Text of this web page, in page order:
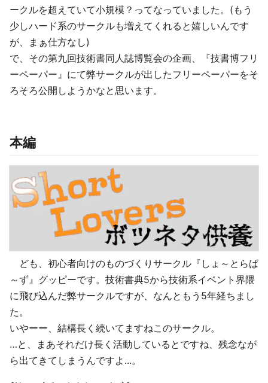
ークルを超えていて小規模？ってなっていました。(もう
少しハード系のサークルも増えてくれると嬉しいんです
が、まぁ仕方なし)
で、その第九回技術書同人誌博覧会の企画、『技書博フリ
ーペーパー』にて弊サークルが出したフリーペーパーをそ
ろそろ公開しようかなと思います。
本編
ども、初心者向けのものづくりサークル『しょ～とらば
～ず』グッピーです。技術書典5から技術系イベント界隈
に飛び込んだ弊サークルですが、なんともう5年経ちまし
た。
いやーー、結構長く続いてますねこのサークル。
…と、まあそれだけ長く活動しているとですね、残念なが
ら出てきてしまうんですよ...。